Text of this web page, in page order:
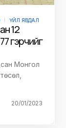
ҮЙЛ ЯВДАЛ
12
гэрчийг
Монгол
20/01/2023